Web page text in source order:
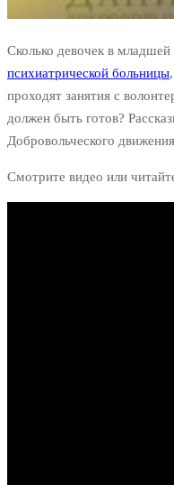
Сколько девочек в младшей
психиатрической больницы
проходят занятия с
должен быть готов?
Добровольческого
Смотрите видео или